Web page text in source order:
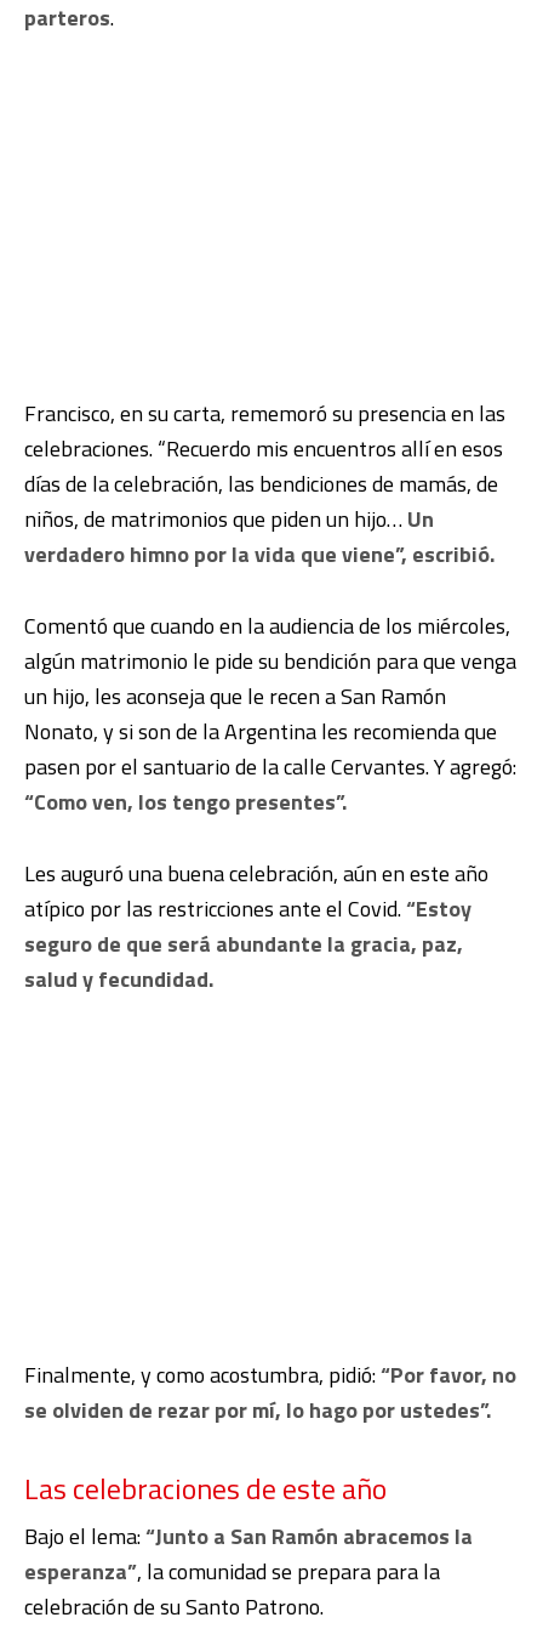
parteros.
Francisco, en su carta, rememoró su presencia en las
celebraciones. “Recuerdo mis encuentros allí en esos
días de la celebración, las bendiciones de mamás, de
niños, de matrimonios que piden un hijo…Un
verdadero himno por la vida que viene”, escribió.
Comentó que cuando en la audiencia de los miércoles,
algún matrimonio le pide su bendición para que venga
un hijo, les aconseja que le recen a San Ramón
Nonato, y si son de la Argentina les recomienda que
pasen por el santuario de la calle Cervantes. Y agregó:
“Como ven, los tengo presentes”.
Les auguró una buena celebración, aún en este año
atípico por las restricciones ante el Covid.“Estoy
seguro de que será abundante la gracia, paz,
salud y fecundidad.
Finalmente, y como acostumbra, pidió:“Por favor, no
se olviden de rezar por mí, lo hago por ustedes”.
Las celebraciones de este año
Bajo el lema:“Junto a San Ramón abracemos la
esperanza”, la comunidad se prepara para la
celebración de su Santo Patrono.